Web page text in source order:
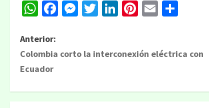
WhatsApp
Facebook
Messenger
Twitter
LinkedIn
Pinterest
Email
Anterior:
Colombia corto la interconexión eléctrica con
Ecuador